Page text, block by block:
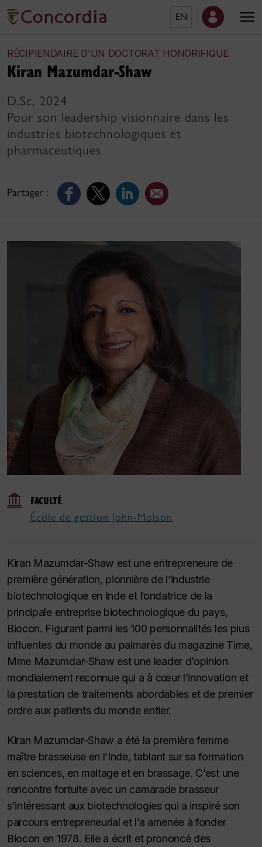
EN
RÉCIPIENDAIRE D'UN DOCTORAT HONORIFIQUE
Partager :
Kiran Mazumdar-Shaw
D.Sc, 2024
Pour son leadership visionnaire dans les
industries biotechnologiques et
pharmaceutiques
FACULTÉ
École de gestion John-Molson
Kiran Mazumdar-Shaw est une entrepreneure de
première génération, pionnière de l’industrie
biotechnologique en Inde et fondatrice de la
principale entreprise biotechnologique du pays,
Biocon. Figurant parmi les 100 personnalités les plus
influentes du monde au palmarès du magazine Time,
Mme Mazumdar-Shaw est une leader d’opinion
mondialement reconnue qui a à cœur l’innovation et
la prestation de traitements abordables et de premier
ordre aux patients du monde entier.
Kiran Mazumdar-Shaw a été la première femme
maître brasseuse en l’Inde, tablant sur sa formation
en sciences, en maltage et en brassage. C’est une
rencontre fortuite avec un camarade brasseur
s’intéressant aux biotechnologies qui a inspiré son
parcours entrepreneurial et l’a amenée à fonder
Biocon en 1978. Elle a écrit et prononcé des